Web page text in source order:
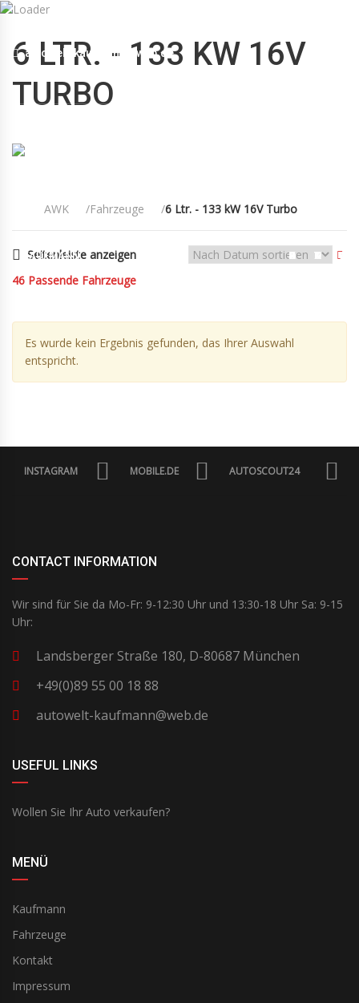
autowelt-kaufmann@web.de
KAUFMANN FAHRZEUGE KONTAKT AGB
6 LTR. - 133 KW 16V
TURBO
AWK Fahrzeuge 6 Ltr. - 133 kW 16V Turbo
Seitenleiste anzeigen
46 Passende Fahrzeuge
Es wurde kein Ergebnis gefunden, das Ihrer Auswahl
entspricht.
INSTAGRAM MOBILE.DE AUTOSCOUT24
CONTACT INFORMATION
Wir sind für Sie da Mo-Fr: 9-12:30 Uhr und 13:30-18 Uhr Sa: 9-15
Uhr:
Landsberger Straße 180, D-80687 München
+49(0)89 55 00 18 88
autowelt-kaufmann@web.de
USEFUL LINKS
Wollen Sie Ihr Auto verkaufen?
MENÜ
Kaufmann
Fahrzeuge
Kontakt
Impressum